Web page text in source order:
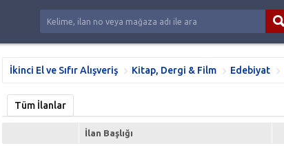
İkinci El ve Sıfır Alışveriş Kitap, Dergi & Film Edebiyat
Tüm İlanlar
İlan Başlığı